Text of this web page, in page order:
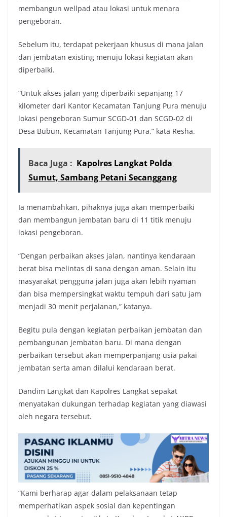
membangun wellpad atau lokasi untuk menara
pengeboran.
Sebelum itu, terdapat pekerjaan khusus di mana jalan
dan jembatan existing menuju lokasi kegiatan akan
diperbaiki.
“Untuk akses jalan yang diperbaiki sepanjang 17
kilometer dari Kantor Kecamatan Tanjung Pura menuju
lokasi pengeboran Sumur SCGD-01 dan SCGD-02 di
Desa Bubun, Kecamatan Tanjung Pura,” kata Resha.
Baca Juga : Kapolres Langkat Polda
Sumut, Sambang Petani Secanggang
Ia menambahkan, pihaknya juga akan memperbaiki
dan membangun jembatan baru di 11 titik menuju
lokasi pengeboran.
“Dengan perbaikan akses jalan, nantinya kendaraan
berat bisa melintas di sana dengan aman. Selain itu
masyarakat pengguna jalan juga akan lebih nyaman
dan bisa mempersingkat waktu tempuh dari satu jam
menjadi 30 menit perjalanan,” katanya.
Begitu pula dengan kegiatan perbaikan jembatan dan
pembangunan jembatan baru. Di mana dengan
perbaikan tersebut akan memperpanjang usia pakai
jembatan serta aman dilalui kendaraan berat.
Dandim Langkat dan Kapolres Langkat sepakat
menyatakan dukungan terhadap kegiatan yang diawasi
oleh negara tersebut.
“Kami berharap agar dalam pelaksanaan tetap
memperhatikan aspek sosial dan kepentingan